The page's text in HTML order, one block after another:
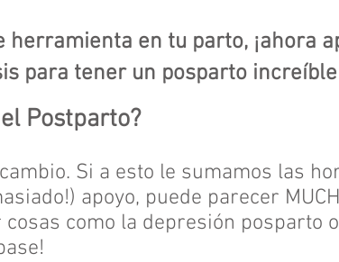
en tu parto, ¡ahora
para tener un posparto
Postparto?
Si a esto le sumamos las
apoyo, puede parecer
como la depresión posparto